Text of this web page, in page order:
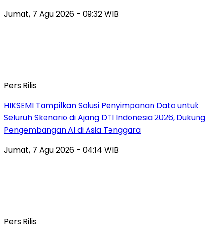
Jumat, 7 Agu 2026 - 09:32 WIB
Pers Rilis
HIKSEMI Tampilkan Solusi Penyimpanan Data untuk
Seluruh Skenario di Ajang DTI Indonesia 2026, Dukung
Pengembangan AI di Asia Tenggara
Jumat, 7 Agu 2026 - 04:14 WIB
Pers Rilis